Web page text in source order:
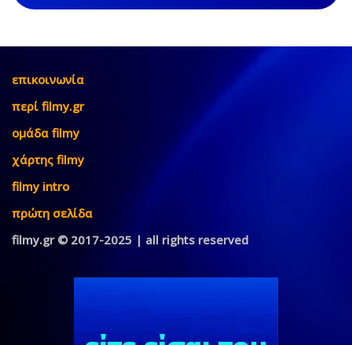
επικοινωνία
περί filmy.gr
ομάδα filmy
χάρτης filmy
filmy intro
πρώτη σελίδα
filmy.gr © 2017-2025 | all rights reserved